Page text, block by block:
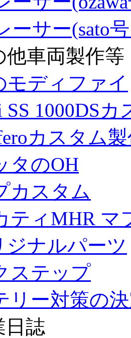
ーサー(sato
他車両製作等
モディファイ
SS 1000DSカ
カスタム
タのOH
カスタム
ティMHR マ
ジナルパーツ
ステップ
リー対策の
日誌